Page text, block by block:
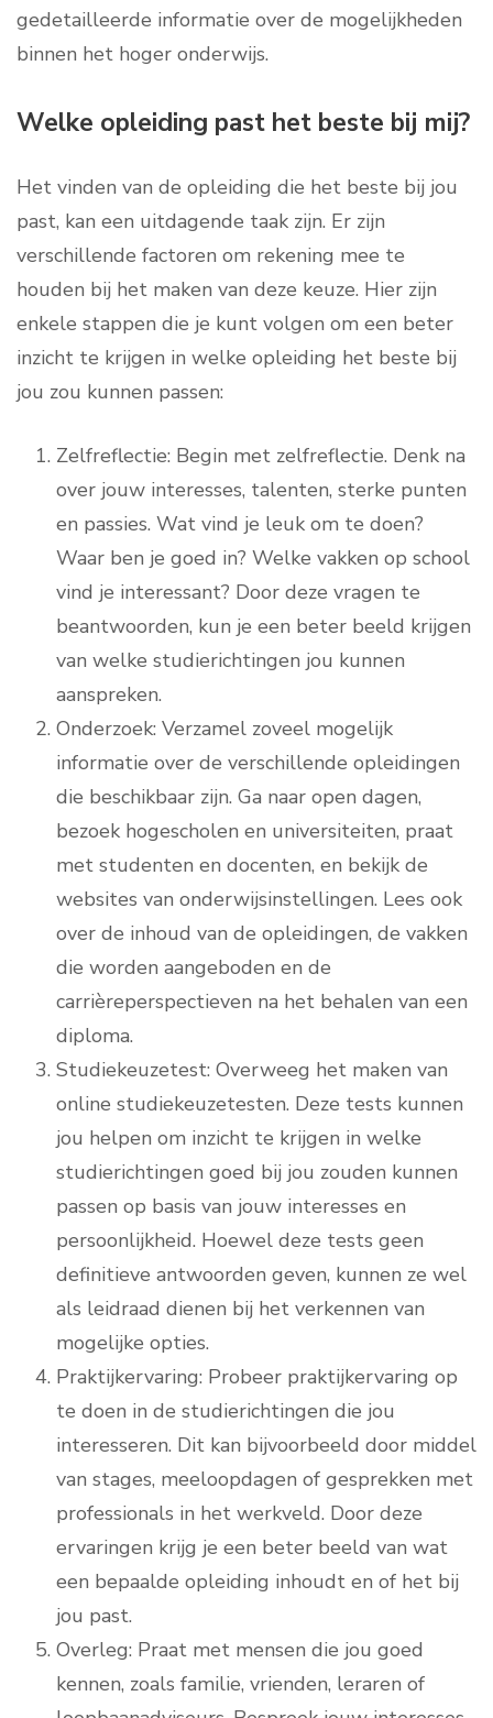
gedetailleerde informatie over de mogelijkheden
binnen het hoger onderwijs.
Welke opleiding past het beste bij mij?
Het vinden van de opleiding die het beste bij jou
past, kan een uitdagende taak zijn. Er zijn
verschillende factoren om rekening mee te
houden bij het maken van deze keuze. Hier zijn
enkele stappen die je kunt volgen om een beter
inzicht te krijgen in welke opleiding het beste bij
jou zou kunnen passen:
Zelfreflectie: Begin met zelfreflectie. Denk na
over jouw interesses, talenten, sterke punten
en passies. Wat vind je leuk om te doen?
Waar ben je goed in? Welke vakken op school
vind je interessant? Door deze vragen te
beantwoorden, kun je een beter beeld krijgen
van welke studierichtingen jou kunnen
aanspreken.
Onderzoek: Verzamel zoveel mogelijk
informatie over de verschillende opleidingen
die beschikbaar zijn. Ga naar open dagen,
bezoek hogescholen en universiteiten, praat
met studenten en docenten, en bekijk de
websites van onderwijsinstellingen. Lees ook
over de inhoud van de opleidingen, de vakken
die worden aangeboden en de
carrièreperspectieven na het behalen van een
diploma.
Studiekeuzetest: Overweeg het maken van
online studiekeuzetesten. Deze tests kunnen
jou helpen om inzicht te krijgen in welke
studierichtingen goed bij jou zouden kunnen
passen op basis van jouw interesses en
persoonlijkheid. Hoewel deze tests geen
definitieve antwoorden geven, kunnen ze wel
als leidraad dienen bij het verkennen van
mogelijke opties.
Praktijkervaring: Probeer praktijkervaring op
te doen in de studierichtingen die jou
interesseren. Dit kan bijvoorbeeld door middel
van stages, meeloopdagen of gesprekken met
professionals in het werkveld. Door deze
ervaringen krijg je een beter beeld van wat
een bepaalde opleiding inhoudt en of het bij
jou past.
Overleg: Praat met mensen die jou goed
kennen, zoals familie, vrienden, leraren of